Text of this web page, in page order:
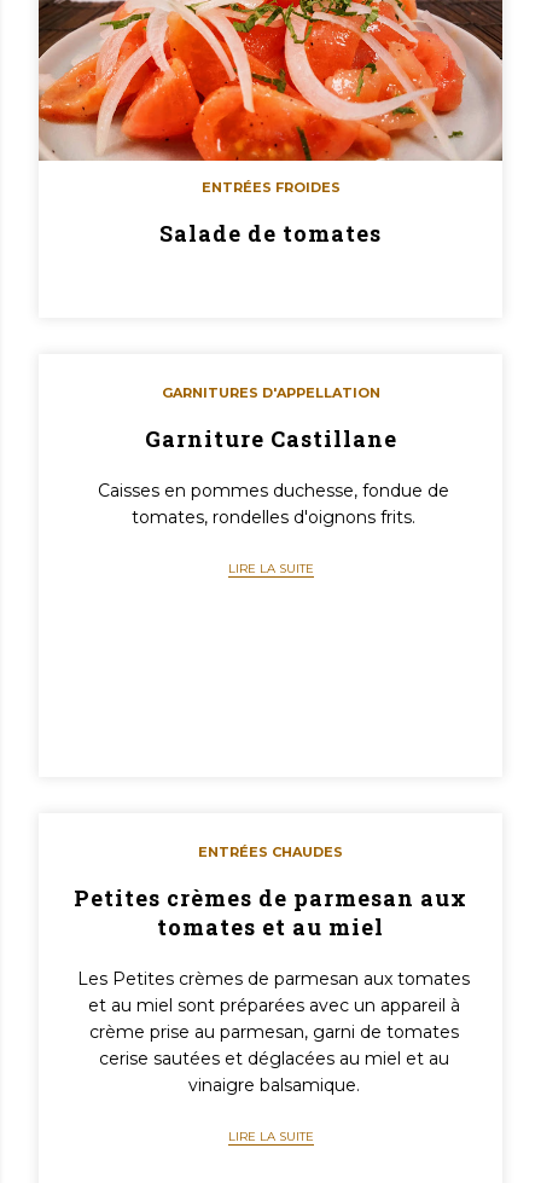
ENTRÉES FROIDES
Salade de tomates
GARNITURES D'APPELLATION
Garniture Castillane
Caisses en pommes duchesse, fondue de
tomates, rondelles d'oignons frits.
LIRE LA SUITE
ENTRÉES CHAUDES
Petites crèmes de parmesan aux
tomates et au miel
Les Petites crèmes de parmesan aux tomates
et au miel sont préparées avec un appareil à
crème prise au parmesan, garni de tomates
cerise sautées et déglacées au miel et au
vinaigre balsamique.
LIRE LA SUITE